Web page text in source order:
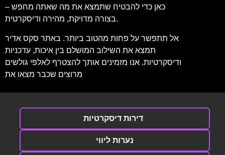
כאן כדי להבטיח שתמצא את מה שאתה מחפש –
בצורה מדויקת, מהירה ודיסקרטית.
אל תתפשר על פחות מהטוב ביותר. באתר סקס אדיר
תמצא את השילוב המושלם בין איכות, עדכניות
ודיסקרטיות. אנו מזמינים אותך להצטרף לאלפי גולשים
מרוצים שכבר מצאו את
דירות דיסקרטיות
נערות ליווי